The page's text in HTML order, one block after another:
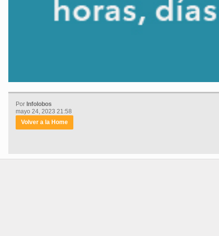
Por Infolobos
mayo 24, 2023 21:58
Volver a la Home